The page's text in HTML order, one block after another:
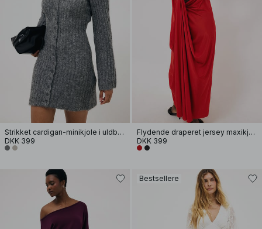
Strikket cardigan-minikjole i uldblanding
DKK 399
Flydende draperet jersey maxikjole
DKK 399
Bestsellere